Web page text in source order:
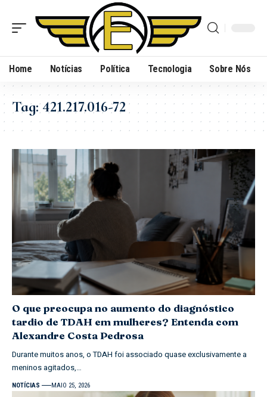
Home Notícias Política Tecnologia Sobre Nós
Tag:421.217.016-72
O que preocupa no aumento do diagnóstico
tardio de TDAH em mulheres? Entenda com
Alexandre Costa Pedrosa
Durante muitos anos, o TDAH foi associado quase exclusivamente a
meninos agitados,…
NOTÍCIAS MAIO 25, 2026